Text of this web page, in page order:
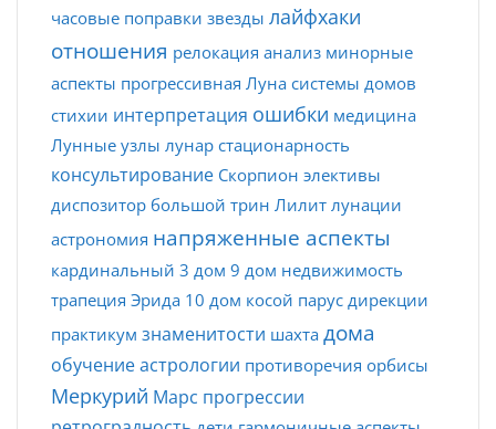
часовые поправки звезды лайфхаки
отношения релокация анализ минорные
аспекты прогрессивная Луна системы домов
стихии интерпретация ошибки медицина
Лунные узлы лунар стационарность
консультирование Скорпион элективы
диспозитор большой трин Лилит лунации
астрономия напряженные аспекты
кардинальный 3 дом 9 дом недвижимость
трапеция Эрида 10 дом косой парус дирекции
практикум знаменитости шахта дома
обучение астрологии противоречия орбисы
Меркурий Марс прогрессии